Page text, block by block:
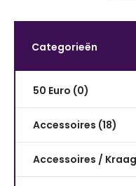
Categorieën
50 Euro (0)
Accessoires (18)
Accessoires /